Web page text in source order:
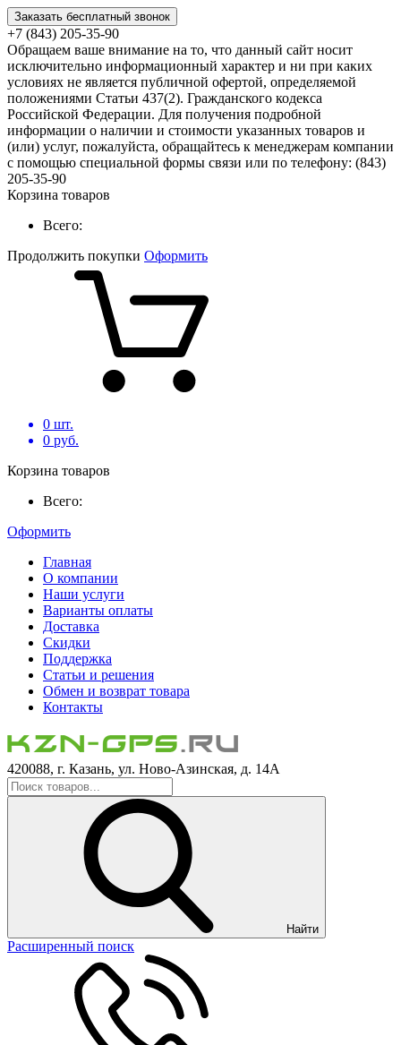
Заказать бесплатный звонок
+7 (843) 205-35-90
Обращаем ваше внимание на то, что данный сайт носит
исключительно информационный характер и ни при каких
условиях не является публичной офертой, определяемой
положениями Статьи 437(2). Гражданского кодекса
Российской Федерации. Для получения подробной
информации о наличии и стоимости указанных товаров и
(или) услуг, пожалуйста, обращайтесь к менеджерам компании
с помощью специальной формы связи или по телефону: (843)
205-35-90
Корзина товаров
Всего:
Продолжить покупки Оформить
0 шт.
0 руб.
Корзина товаров
Всего:
Оформить
Главная
О компании
Наши услуги
Варианты оплаты
Доставка
Скидки
Поддержка
Статьи и решения
Обмен и возврат товара
Контакты
420088, г. Казань, ул. Ново-Азинская, д. 14А
Найти
Расширенный поиск